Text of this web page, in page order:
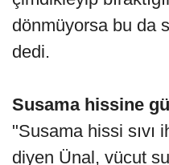
dönmüyorsa bu da
dedi.
Susama hissine
"Susama hissi sıvı
diyen Ünal, vücut